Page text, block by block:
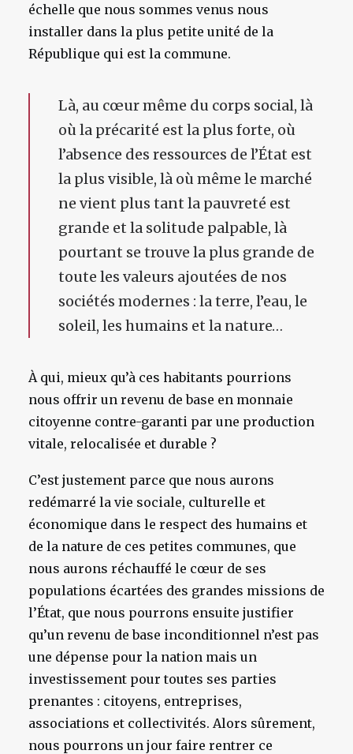
échelle que nous sommes venus nous
installer dans la plus petite unité de la
République qui est la commune.
Là, au cœur même du corps social, là
où la précarité est la plus forte, où
l’absence des ressources de l’État est
la plus visible, là où même le marché
ne vient plus tant la pauvreté est
grande et la solitude palpable, là
pourtant se trouve la plus grande de
toute les valeurs ajoutées de nos
sociétés modernes : la terre, l’eau, le
soleil, les humains et la nature…
À qui, mieux qu’à ces habitants pourrions
nous offrir un revenu de base en monnaie
citoyenne contre-garanti par une production
vitale, relocalisée et durable ?
C’est justement parce que nous aurons
redémarré la vie sociale, culturelle et
économique dans le respect des humains et
de la nature de ces petites communes, que
nous aurons réchauffé le cœur de ses
populations écartées des grandes missions de
l’État, que nous pourrons ensuite justifier
qu’un revenu de base inconditionnel n’est pas
une dépense pour la nation mais un
investissement pour toutes ses parties
prenantes : citoyens, entreprises,
associations et collectivités. Alors sûrement,
nous pourrons un jour faire rentrer ce